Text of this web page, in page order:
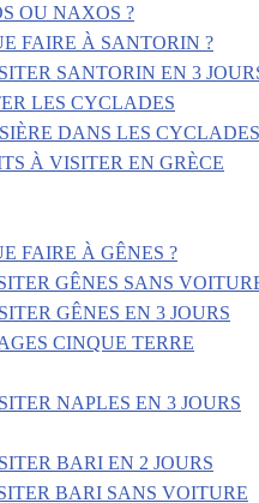
OU NAXOS ?
FAIRE À SANTORIN ?
SANTORIN EN 3
LES CYCLADES
DANS LES
À VISITER EN GRÈCE
FAIRE À GÊNES ?
GÊNES SANS
GÊNES EN 3 JOURS
CINQUE TERRE
NAPLES EN 3 JOURS
BARI EN 2 JOURS
BARI SANS VOITURE